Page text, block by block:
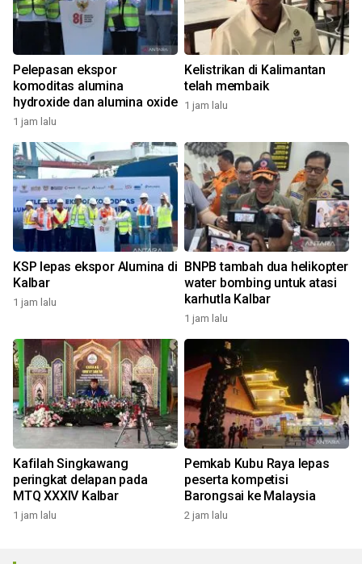
Pelepasan ekspor
komoditas alumina
hydroxide dan alumina oxide
1 jam lalu
Kelistrikan di Kalimantan
telah membaik
1 jam lalu
KSP lepas ekspor Alumina di
Kalbar
1 jam lalu
BNPB tambah dua helikopter
water bombing untuk atasi
karhutla Kalbar
1 jam lalu
Kafilah Singkawang
peringkat delapan pada
MTQ XXXIV Kalbar
1 jam lalu
Pemkab Kubu Raya lepas
peserta kompetisi
Barongsai ke Malaysia
2 jam lalu